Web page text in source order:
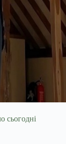
сьогодні